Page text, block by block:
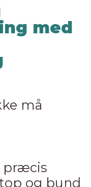
med
må
præcis
og bund